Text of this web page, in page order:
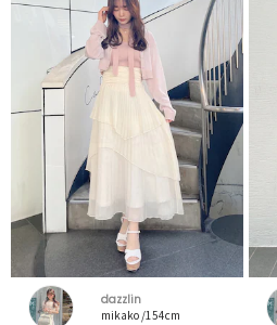
dazzlin
mikako /154cm